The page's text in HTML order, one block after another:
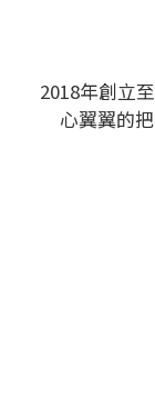
2018年創立
心翼翼的